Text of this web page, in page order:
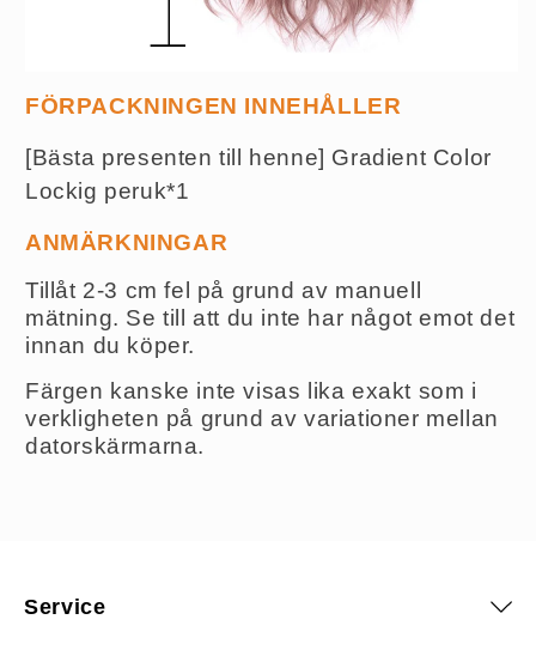
FÖRPACKNINGEN INNEHÅLLER
[Bästa presenten till henne] Gradient Color
Lockig peruk*1
ANMÄRKNINGAR
Tillåt 2-3 cm fel på grund av manuell
mätning. Se till att du inte har något emot det
innan du köper.
Färgen kanske inte visas lika exakt som i
verkligheten på grund av variationer mellan
datorskärmarna.
Service